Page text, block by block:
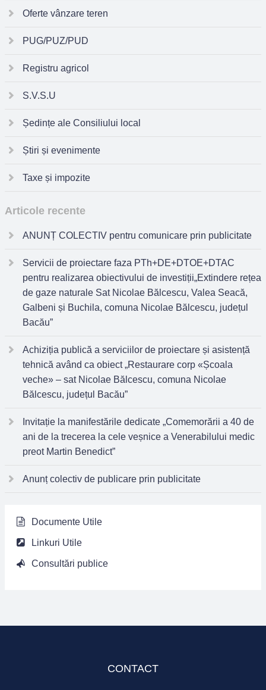
Oferte vânzare teren
PUG/PUZ/PUD
Registru agricol
S.V.S.U
Ședințe ale Consiliului local
Știri și evenimente
Taxe și impozite
Articole recente
ANUNȚ COLECTIV pentru comunicare prin publicitate
Servicii de proiectare faza PTh+DE+DTOE+DTAC
pentru realizarea obiectivului de investiții„Extindere rețea
de gaze naturale Sat Nicolae Bălcescu, Valea Seacă,
Galbeni și Buchila, comuna Nicolae Bălcescu, județul
Bacău”
Achiziția publică a serviciilor de proiectare și asistență
tehnică având ca obiect „Restaurare corp «Școala
veche» – sat Nicolae Bălcescu, comuna Nicolae
Bălcescu, județul Bacău”
Invitație la manifestările dedicate „Comemorării a 40 de
ani de la trecerea la cele veșnice a Venerabilului medic
preot Martin Benedict”
Anunț colectiv de publicare prin publicitate
Documente Utile
Linkuri Utile
Consultări publice
CONTACT